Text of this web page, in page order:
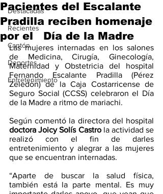
Destacadas
Recientes
Cantón
Deportes
Entretenimiento
Pacientes del Escalante
Pradilla reciben homenaje
por el Día de la Madre
Las mujeres internadas en los salones
de Medicina, Cirugía, Ginecología,
Maternidad y Obstetricia del hospital
Fernando Escalante Pradilla (Pérez
Zeledón) de la Caja Costarricense de
Seguro Social (CCSS) celebraron el Día
de la Madre a ritmo de mariachi.
doctora Joicy Solís Castro la actividad se
realizó con el fin de darles
entretenimiento y alegrar a las mujeres
que se encuentran internadas.
“Aparte de buscar la salud física,
también está la parte mental. Es muy